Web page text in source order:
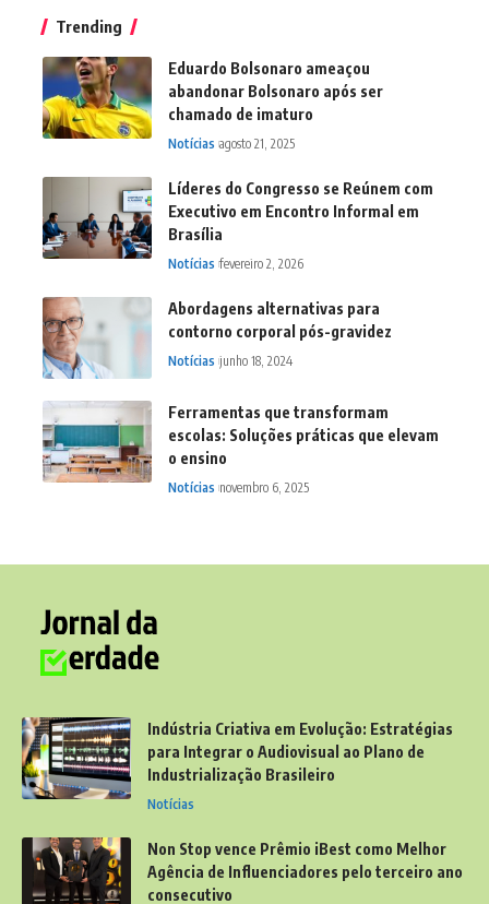
Trending
Eduardo Bolsonaro ameaçou
abandonar Bolsonaro após ser
chamado de imaturo
Notícias agosto 21, 2025
Líderes do Congresso se Reúnem com
Executivo em Encontro Informal em
Brasília
Notícias fevereiro 2, 2026
Abordagens alternativas para
contorno corporal pós-gravidez
Notícias junho 18, 2024
Ferramentas que transformam
escolas: Soluções práticas que elevam
o ensino
Notícias novembro 6, 2025
Indústria Criativa em Evolução: Estratégias
para Integrar o Audiovisual ao Plano de
Industrialização Brasileiro
Notícias
Non Stop vence Prêmio iBest como Melhor
Agência de Influenciadores pelo terceiro ano
consecutivo